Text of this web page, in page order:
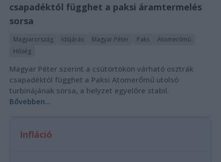
csapadéktól függhet a paksi áramtermelés
sorsa
Magyarország Időjárás Magyar Péter Paks
Atomerőmű
Hőség
Magyar Péter szerint a csütörtökön várható osztrák
csapadéktól függhet a Paksi Atomerőmű utolsó
turbinájának sorsa, a helyzet egyelőre stabil.
Bővebben...
Infláció